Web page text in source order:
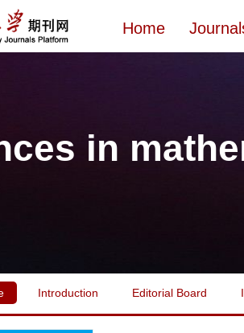
Home
in
Introduction Editorial Board